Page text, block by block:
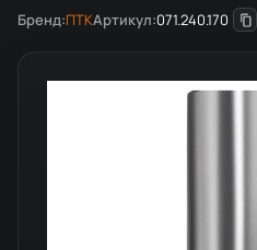
Бренд:ПТКАртикул:071.240.170